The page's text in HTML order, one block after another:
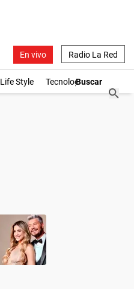
En vivo Radio La Red
Life Style Tecnología